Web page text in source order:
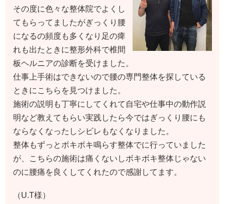
その度に色々な整体院でよくし
てもらってましたがぎっくり腰
になるの頻度も多くなり足の痺
れも出たときに整形外科で椎間
板ヘルニアの診断を受けました。
仕事上手術はできないので腰の専門整体を探している
ときにこちらを見つけました。
施術の説明も丁寧にしてくれて自宅や仕事中の動作説
明など教えてもらい実践したら今ではぎっくり腰にも
ならなくなったしシビレもなくなりました。
整体もずっとボキボキ鳴らす整体でに行っていました
が、こちらの施術は痛くないしボキボキ整体じゃない
のに腰痛を良くしてくれたので感謝してます。
（U.T様）